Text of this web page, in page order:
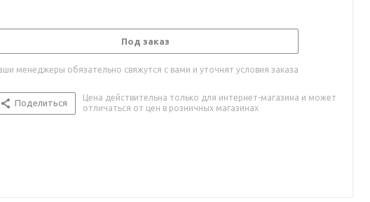
Под заказ
менеджеры обязательно свяжутся с вами и уточнят условия заказа
Поделиться
Цена действительна только для интернет-магазина и может
отличаться от цен в розничных магазинах